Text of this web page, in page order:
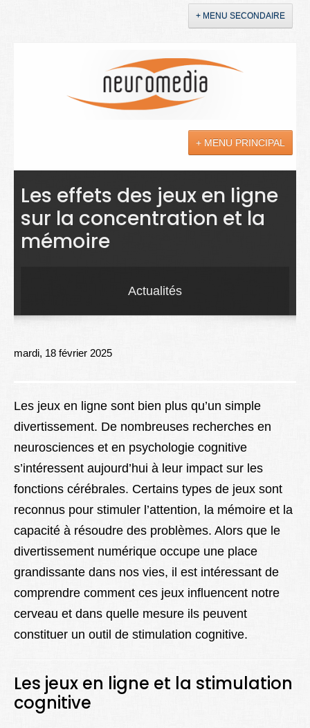
+ MENU SECONDAIRE
+ MENU PRINCIPAL
Actualités
Sciences
Maladies
Better Health
Les effets des jeux en ligne
sur la concentration et la
mémoire
Actualités
mardi, 18 février 2025
Les jeux en ligne sont bien plus qu’un simple
divertissement. De nombreuses recherches en
neurosciences et en psychologie cognitive
s’intéressent aujourd’hui à leur impact sur les
fonctions cérébrales. Certains types de jeux sont
reconnus pour stimuler l’attention, la mémoire et la
capacité à résoudre des problèmes. Alors que le
divertissement numérique occupe une place
grandissante dans nos vies, il est intéressant de
comprendre comment ces jeux influencent notre
cerveau et dans quelle mesure ils peuvent
constituer un outil de stimulation cognitive.
Les jeux en ligne et la stimulation
cognitive